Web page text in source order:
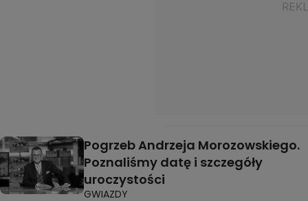
Pogrzeb Andrzeja Morozowskiego.
Poznaliśmy datę i szczegóły
uroczystości
GWIAZDY